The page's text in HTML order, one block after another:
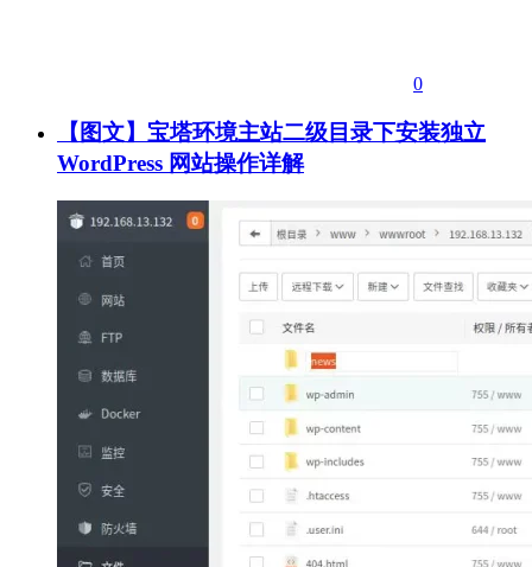
0
【图文】宝塔环境主站二级目录下安装独立
WordPress 网站操作详解